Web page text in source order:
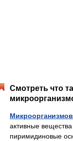
Смотреть что
активные
пиримидиновые